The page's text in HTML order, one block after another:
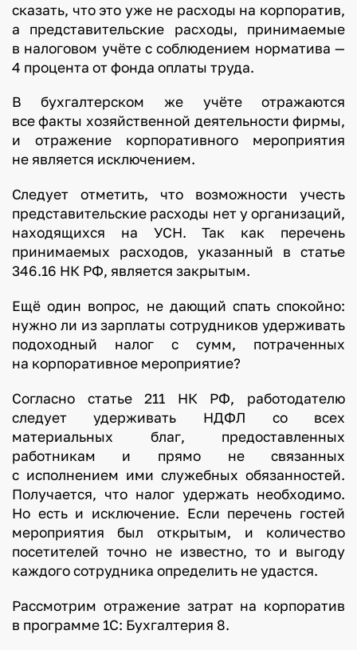
сказать, что это уже не расходы на корпоратив,
а представительские расходы, принимаемые
в налоговом учёте с соблюдением норматива —
4 процента от фонда оплаты труда.
В бухгалтерском же учёте отражаются
все факты хозяйственной деятельности фирмы,
и отражение корпоративного мероприятия
не является исключением.
Следует отметить, что возможности учесть
представительские расходы нет у организаций,
находящихся на УСН. Так как перечень
принимаемых расходов, указанный в статье
346.16 НК РФ, является закрытым.
Ещё один вопрос, не дающий спать спокойно:
нужно ли из зарплаты сотрудников удерживать
подоходный налог с сумм, потраченных
на корпоративное мероприятие?
Согласно статье 211 НК РФ, работодателю
следует удерживать НДФЛ со всех
материальных благ, предоставленных
работникам и прямо не связанных
с исполнением ими служебных обязанностей.
Получается, что налог удержать необходимо.
Но есть и исключение. Если перечень гостей
мероприятия был открытым, и количество
посетителей точно не известно, то и выгоду
каждого сотрудника определить не удастся.
Рассмотрим отражение затрат на корпоратив
в программе 1С: Бухгалтерия 8.